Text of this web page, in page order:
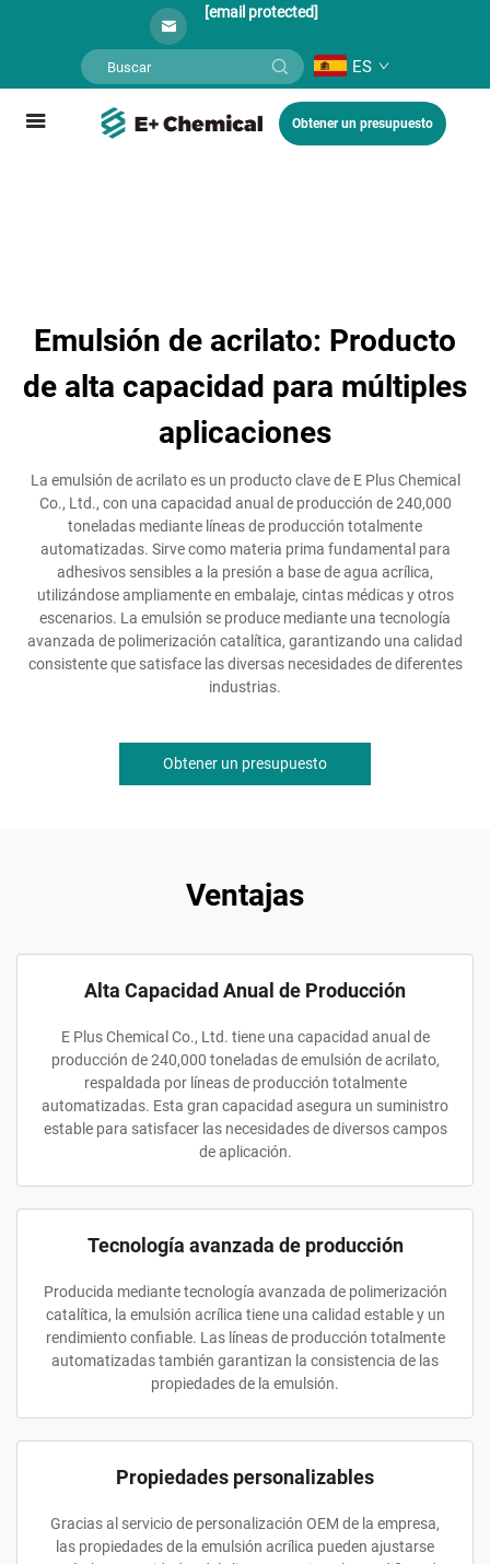
[email protected]
ES
Obtener un presupuesto
Emulsión de acrilato: Producto
de alta capacidad para múltiples
aplicaciones
La emulsión de acrilato es un producto clave de E Plus Chemical
Co., Ltd., con una capacidad anual de producción de 240,000
toneladas mediante líneas de producción totalmente
automatizadas. Sirve como materia prima fundamental para
adhesivos sensibles a la presión a base de agua acrílica,
utilizándose ampliamente en embalaje, cintas médicas y otros
escenarios. La emulsión se produce mediante una tecnología
avanzada de polimerización catalítica, garantizando una calidad
consistente que satisface las diversas necesidades de diferentes
industrias.
Obtener un presupuesto
Ventajas
Alta Capacidad Anual de Producción
E Plus Chemical Co., Ltd. tiene una capacidad anual de
producción de 240,000 toneladas de emulsión de acrilato,
respaldada por líneas de producción totalmente
automatizadas. Esta gran capacidad asegura un suministro
estable para satisfacer las necesidades de diversos campos
de aplicación.
Tecnología avanzada de producción
Producida mediante tecnología avanzada de polimerización
catalítica, la emulsión acrílica tiene una calidad estable y un
rendimiento confiable. Las líneas de producción totalmente
automatizadas también garantizan la consistencia de las
propiedades de la emulsión.
Propiedades personalizables
Gracias al servicio de personalización OEM de la empresa,
las propiedades de la emulsión acrílica pueden ajustarse